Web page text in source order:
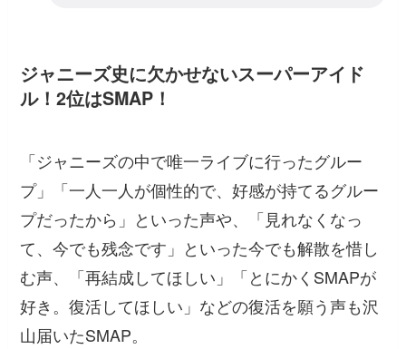
ジャニーズ史に欠かせないスーパーアイド
ル！2位はSMAP！
「ジャニーズの中で唯一ライブに行ったグルー
プ」「一人一人が個性的で、好感が持てるグルー
プだったから」といった声や、「見れなくなっ
て、今でも残念です」といった今でも解散を惜し
む声、「再結成してほしい」「とにかくSMAPが
好き。復活してほしい」などの復活を願う声も沢
山届いたSMAP。